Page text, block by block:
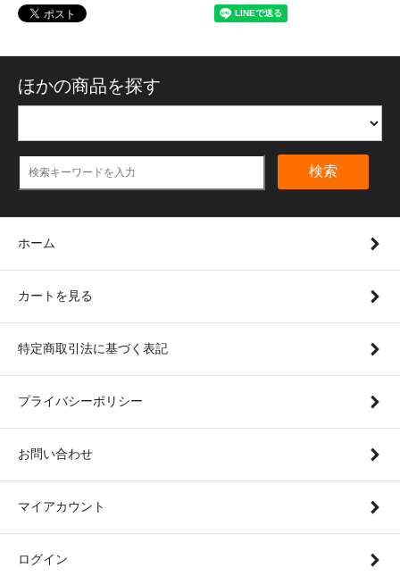
ほかの商品を探す
検索
ホーム
カートを見る
特定商取引法に基づく表記
プライバシーポリシー
お問い合わせ
マイアカウント
ログイン